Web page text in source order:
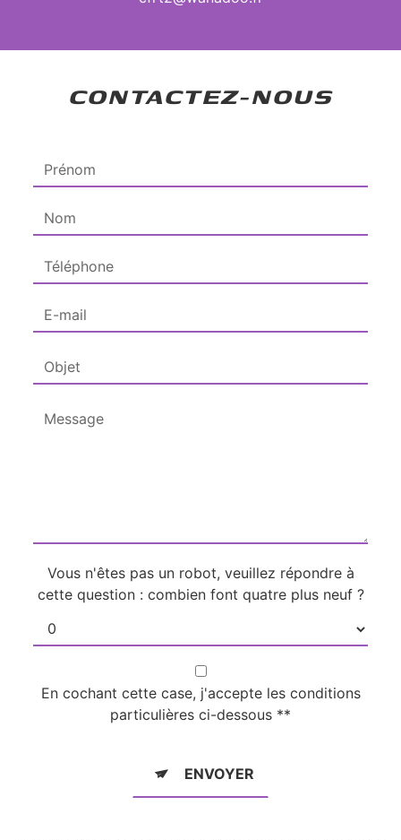
CONTACTEZ-NOUS
Vous n'êtes pas un robot, veuillez répondre à
cette question : combien font quatre plus neuf ?
En cochant cette case, j'accepte les conditions
particulières ci-dessous **
ENVOYER